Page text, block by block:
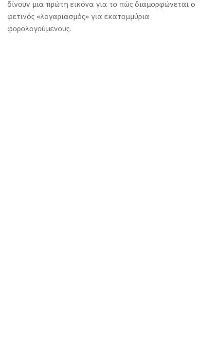
δίνουν μια πρώτη εικόνα για το πώς διαμορφώνεται ο
φετινός «λογαριασμός» για εκατομμύρια
φορολογούμενους.